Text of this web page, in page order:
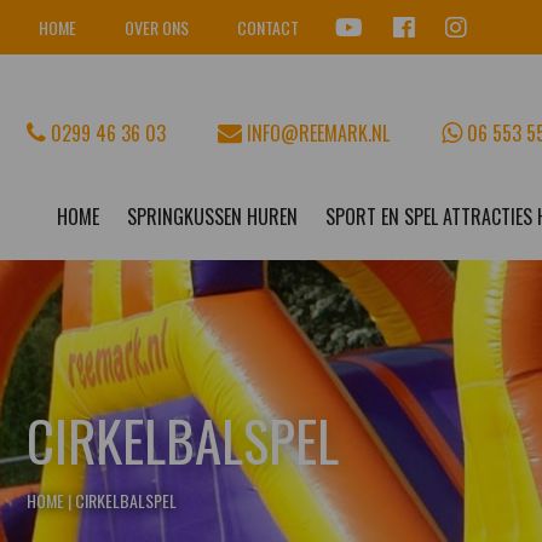
HOME OVER ONS CONTACT
0299 46 36 03 INFO@REEMARK.NL 06 553
HOME SPRINGKUSSEN HUREN SPORT EN SPEL ATTRACTIES
CIRKELBALSPEL
HOME|CIRKELBALSPEL